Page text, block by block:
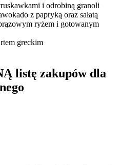
i odrobiną granoli
z papryką oraz sałatą
ryżem i gotowanym
greckim
listę zakupów dla